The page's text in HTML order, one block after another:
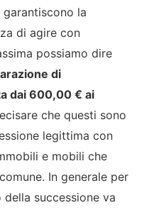
la
di agire con
possiamo dire
di
dai 600,00 € ai
che questi sono
legittima con
e mobili che
In generale per
successione va